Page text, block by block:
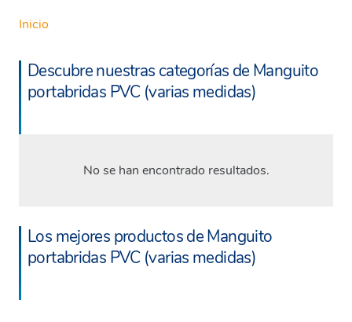
Inicio
Descubre nuestras categorías de Manguito
portabridas PVC (varias medidas)
No se han encontrado resultados.
Los mejores productos de Manguito
portabridas PVC (varias medidas)